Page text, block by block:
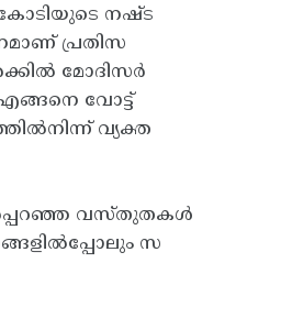
നഷ്ട
പ്രതിസ
മോദിസർ
എങ്ങനെ വോട്ട്
വ്യക്ത
വസ്തുതകൾ
സ